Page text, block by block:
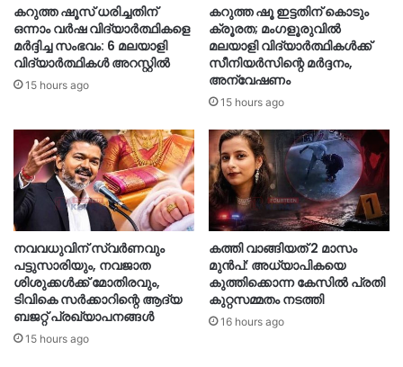
കറുത്ത ഷൂസ് ധരിച്ചതിന്
ഒന്നാം വർഷ വിദ്യാർത്ഥികളെ
മർദ്ദിച്ച സംഭവം: 6 മലയാളി
വിദ്യാർത്ഥികൾ അറസ്റ്റിൽ
15 hours ago
കറുത്ത ഷൂ ഇട്ടതിന് കൊടും
ക്രൂരത; മംഗളൂരുവിൽ
മലയാളി വിദ്യാർത്ഥികൾക്ക്
സീനിയർസിന്റെ മർദ്ദനം,
അന്വേഷണം
15 hours ago
നവവധുവിന് സ്വര്‍ണവും
പട്ടുസാരിയും, നവജാത
ശിശുക്കള്‍ക്ക് മോതിരവും,
ടിവികെ സര്‍ക്കാറിന്റെ ആദ്യ
ബജറ്റ് പ്രഖ്യാപനങ്ങള്‍
15 hours ago
കത്തി വാങ്ങിയത് 2 മാസം
മുൻപ്: അധ്യാപികയെ
കുത്തിക്കൊന്ന കേസിൽ പ്രതി
കുറ്റസമ്മതം നടത്തി
16 hours ago